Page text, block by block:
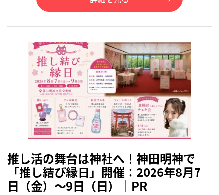
推し活の舞台は神社へ！神田明神で
「推し結び縁日」開催：2026年8月7
日（金）～9日（日）｜PR